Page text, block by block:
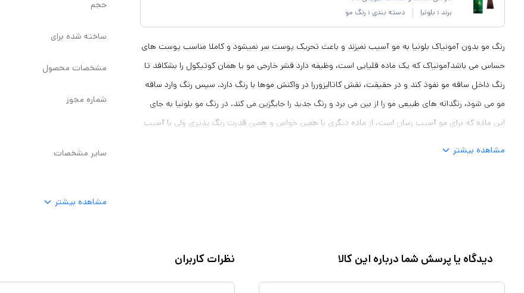
برند : بلونیا دسته بندی : رنگ مو
رنگ مو بدون آمونیاک بلونیا به مو آسیب نمیزند و باعث تحریک پوست سر نمیشود و کاملا مناسب پوست های
حساس می باشدآمونیاک که یک ماده قلیایی است، وظیفه دارد قشر خارجی مو یا همان کوتیکول را بشکافد تا
رنگ داخل ساقه مو نفوذ کند و در حقیقت، نقش کاتالیزوررا در واکنش موها با رنگ دارد. سپس رنگ وارد ساقه
مو می شود، رنگدانه های طبیعی مو را از بین می برد و رنگ جدید را جایگزین می کند. در رنگ مو بلونیا به جای
این ماده که برای مو آسیب رسان است، از ماده دیگری با همین خواص و همین قدرت رنگ پذیری ولی با آسیب
مشاهده بیشتر
حجم
ساخته شده برای
مشخصات محصول
شماره مجوز
سایر مشخصات
مشاهده بیشتر
دیدگاه یا پرسش شما درباره این کالا نظرات کاربران